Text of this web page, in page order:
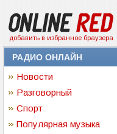
добавить в избранное браузера
РАДИО ОНЛАЙН
Новости
Разговорный
Спорт
Популярная музыка